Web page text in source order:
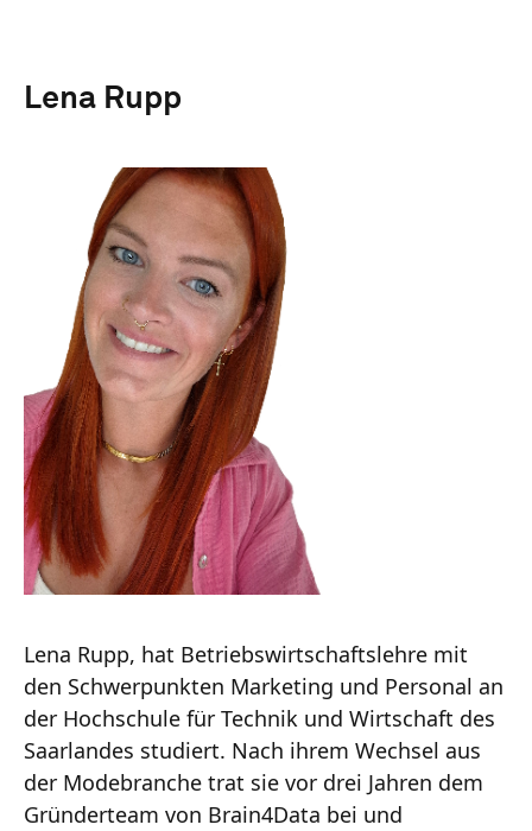
Lena Rupp
Lena Rupp, hat Betriebswirtschaftslehre mit
den Schwerpunkten Marketing und Personal an
der Hochschule für Technik und Wirtschaft des
Saarlandes studiert. Nach ihrem Wechsel aus
der Modebranche trat sie vor drei Jahren dem
Gründerteam von Brain4Data bei und